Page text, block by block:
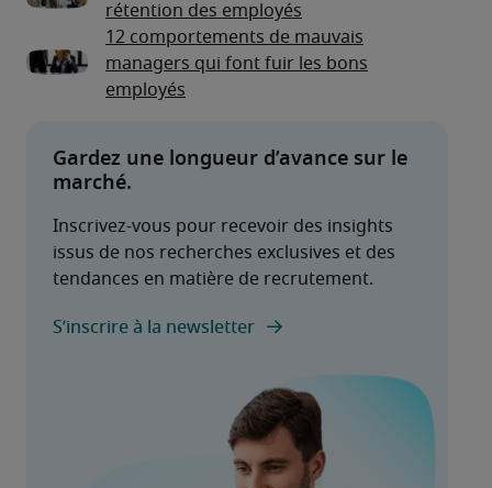
rétention des employés
12 comportements de mauvais
managers qui font fuir les bons
employés